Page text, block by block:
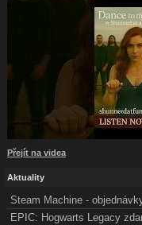
Přejít na videa
Aktuality
Steam Machine -
EPIC: Hogwarts Legacy